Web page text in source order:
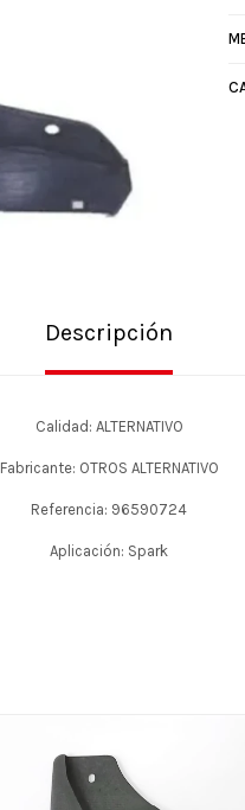
Descripción
Calidad: ALTERNATIVO
Fabricante: OTROS ALTERNATIVO
Referencia: 96590724
Aplicación: Spark